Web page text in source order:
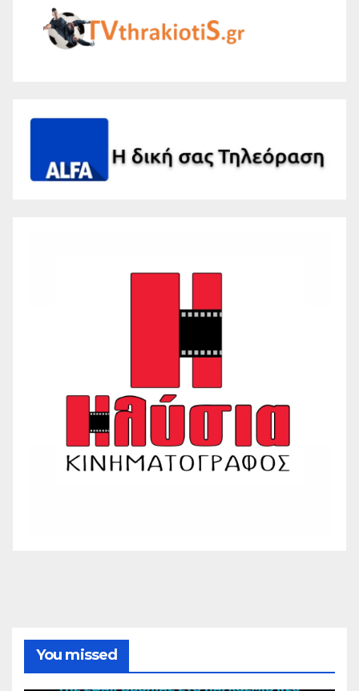
You missed